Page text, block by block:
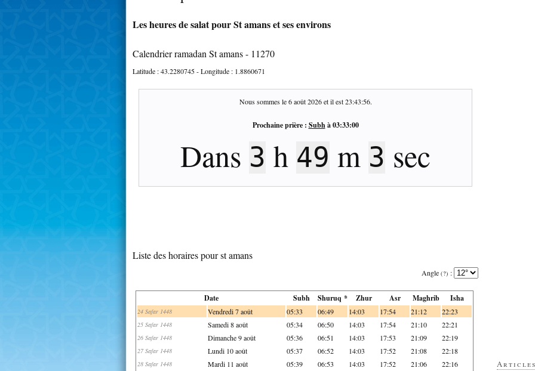
Les heures de salat pour St amans et ses environs
Calendrier ramadan St amans - 11270
Latitude :43.2280745- Longitude : 1.8860671
Nous sommes le6 août 2026et il est23:43:57.
Prochaine prière : Subhà03:33:00
Dans 3 h 49 m 2 sec
Liste des horaires pour st amans
Angle (?) :
Date Subh Shuruq * Zhur Asr Maghrib Isha
24 Safar 1448 Vendredi 7 août 05:33 06:49 14:03 17:54 21:12 22:23
25 Safar 1448 Samedi 8 août 05:34 06:50 14:03 17:54 21:10 22:21
26 Safar 1448 Dimanche 9 août 05:36 06:51 14:03 17:53 21:09 22:19
27 Safar 1448 Lundi 10 août 05:37 06:52 14:03 17:52 21:08 22:18
28 Safar 1448 Mardi 11 août 05:39 06:53 14:03 17:52 21:06 22:16